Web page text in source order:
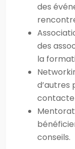
des
des
la
d’autres
conseils.